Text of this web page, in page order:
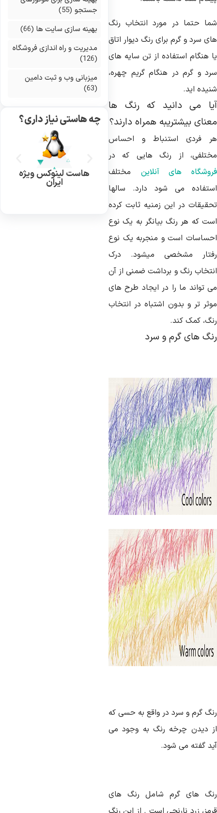
حتما در مورد انتخاب رنگ
سرد و گرم برای رنگ دیوار اتاق
هنگام استفاده از تن سایه های
و گرم در هنگام گریم چهره،
اید.
می دانید که رنگ ها
بیشتریبه همراه دارند؟
فردی استنباط و احساس
از رنگ هایی که در
های آنلاینمختلف
می شود دارد. سالها
در این زمنیه ثابت کرده
که هر رنگ بیانگر به یک نوع
است و منجربه یک نوع
مشخصی میشود. درک
رنگ و برداشت ضمنی از آن
تواند ما را در ایجاد طرح های
تر و بدون اشتباه در انتخاب
کمک کند.
های گرم و سرد
گرم و سرد در واقع به حسی که
دیدن چرخه رنگ به وجود می
گفته می شود.
های گرم شامل رنگ های
جستجو(55)
بهینه سازی سایت ها(66)
مدیریت و راه اندازی فروشگاه
میزبانی وب و ثبت دامین
چه هاستی نیاز داری؟
هاست لینوکس ویژه
ایران